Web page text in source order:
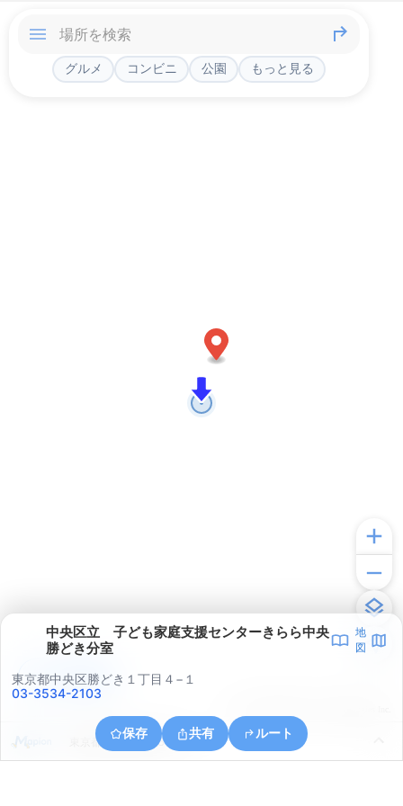
グルメ コンビニ 公園 もっと見る
中央区立 子ども家庭支援センターきらら中央
勝どき分室
地
図
東京都中央区勝どき１丁目４−１
03-3534-2103
保存 共有 ルート
東京都中央区晴海５丁目
アプリで見る